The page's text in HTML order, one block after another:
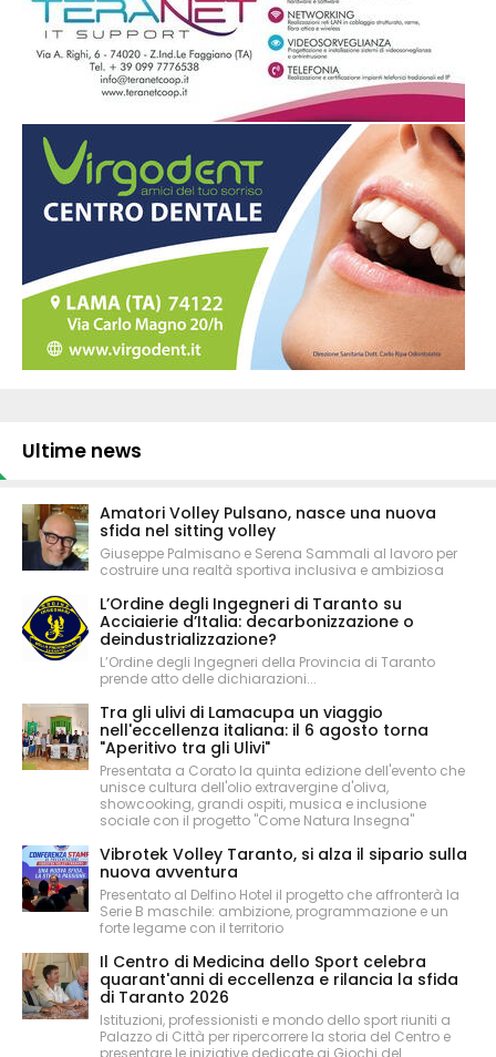
Ultime news
Amatori Volley Pulsano, nasce una nuova
sfida nel sitting volley
Giuseppe Palmisano e Serena Sammali al lavoro per
costruire una realtà sportiva inclusiva e ambiziosa
L’Ordine degli Ingegneri di Taranto su
Acciaierie d’Italia: decarbonizzazione o
deindustrializzazione?
L’Ordine degli Ingegneri della Provincia di Taranto
prende atto delle dichiarazioni...
Tra gli ulivi di Lamacupa un viaggio
nell'eccellenza italiana: il 6 agosto torna
"Aperitivo tra gli Ulivi"
Presentata a Corato la quinta edizione dell'evento che
unisce cultura dell'olio extravergine d'oliva,
showcooking, grandi ospiti, musica e inclusione
sociale con il progetto "Come Natura Insegna"
Vibrotek Volley Taranto, si alza il sipario sulla
nuova avventura
Presentato al Delfino Hotel il progetto che affronterà la
Serie B maschile: ambizione, programmazione e un
forte legame con il territorio
Il Centro di Medicina dello Sport celebra
quarant'anni di eccellenza e rilancia la sfida
di Taranto 2026
Istituzioni, professionisti e mondo dello sport riuniti a
Palazzo di Città per ripercorrere la storia del Centro e